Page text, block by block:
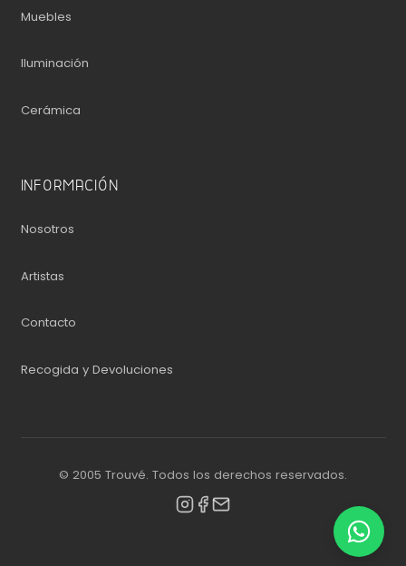
Muebles
Iluminación
Cerámica
INFORMACIÓN
Nosotros
Artistas
Contacto
Recogida y Devoluciones
© 2005 Trouvé. Todos los derechos reservados.